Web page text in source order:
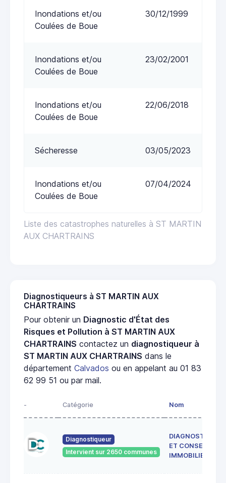
Liste des catastrophes naturelles à ST MARTIN
AUX CHARTRAINS
Inondations et/ou
Coulées de Boue
30/12/1999
Inondations et/ou
Coulées de Boue
23/02/2001
Inondations et/ou
Coulées de Boue
22/06/2018
Sécheresse 03/05/2023
Inondations et/ou
Coulées de Boue
07/04/2024
Diagnostiqueurs à ST MARTIN AUX
CHARTRAINS
Pour obtenir un Diagnostic d'État des
Risques et Pollution à ST MARTIN AUX
CHARTRAINS contactez un diagnostiqueur à
ST MARTIN AUX CHARTRAINS dans le
département Calvados ou en appelant au 01 83
62 99 51 ou par mail.
- Catégorie Nom
Diagnostiqueur
Intervient sur 2650 communes
DIAGNOSTICS
ET CONSEILS
IMMOBILIER